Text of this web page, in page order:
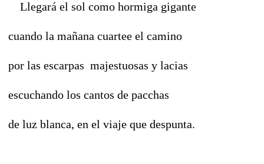
Llegará el sol como hormiga gigante
cuando la mañana cuartee el camino
por las escarpas majestuosas y lacias
escuchando los cantos de pacchas
de luz blanca, en el viaje que despunta.